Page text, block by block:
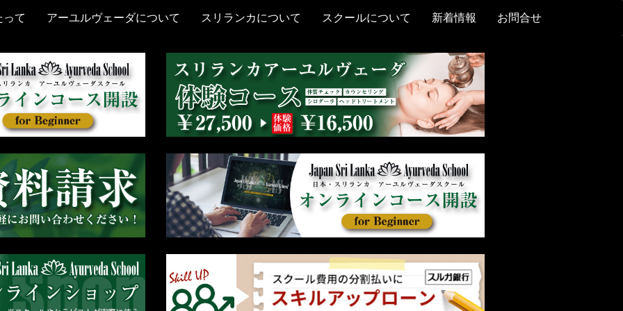
って アーユルヴェーダについて スリランカについて スクールについて 新着情報 お問合せ